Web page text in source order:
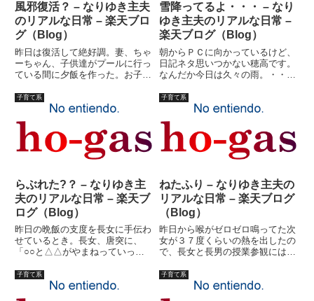
風邪復活？ – なりゆき主夫
のリアルな日常 – 楽天ブロ
グ（Blog）
昨日は復活して絶好調。妻、ちゃ
ーちゃん、子供達がプールに行っ
ている間に夕飯を作った。お子様
もメニューは簡単。焼肉（漬込ん
であるやつ）にキャベツの千切
り、スープ、飯。それだけ。こう
いうほうが子供は喜んで食う。長
女...
雪降ってるよ・・・ – なり
ゆき主夫のリアルな日常 –
楽天ブログ（Blog）
朝からＰＣに向かっているけど、
日記ネタ思いつかない穂高です。
なんだか今日は久々の雨。・・・
らほらと。みぞれか！！今年は雪
少ないから、スキー場は殆ど営業
出来ていないようなことをテレビ
でいってたような気がする。私
の...
子育て系
らぶれた?？ – なりゆき主
夫のリアルな日常 – 楽天ブ
ログ（Blog）
昨日の晩飯の支度を長女に手伝わ
せているとき。長女、唐突に、
「○○と△△がやまねっていっ
おした。「○○さんと、△△さん
が、やまねっていった」「もうち
ょっとわかりやすくいってごら
子育て系
ねたふり – なりゆき主夫の
リアルな日常 – 楽天ブログ
（Blog）
昨日から喉がゼロゼロ鳴ってた次
女が３７度くらいの熱を出したの
で、長女と長男の授業参観には妻
に行った。別に医者に行くほどで
もないかなという感じだったが、
ぜん息の薬も切れていたので。喉
子育て系 子育て系